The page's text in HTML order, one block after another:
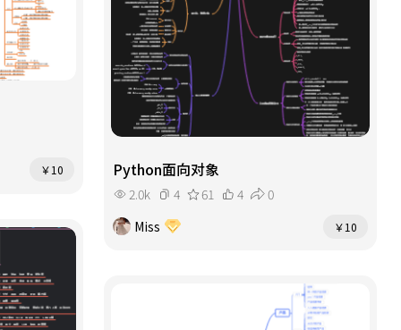
￥10 Python面向对象
2.0k 4 61 4
0
Miss
￥10